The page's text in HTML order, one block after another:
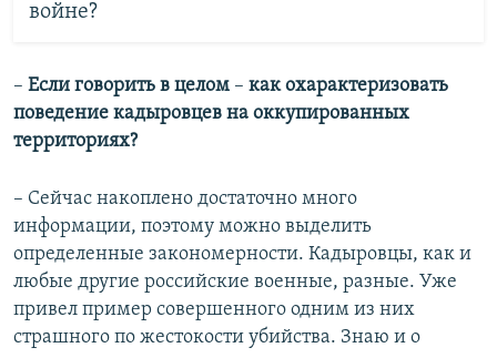
войне?
– Если говорить в целом – как охарактеризовать
поведение кадыровцев на оккупированных
территориях?
– Сейчас накоплено достаточно много
информации, поэтому можно выделить
определенные закономерности. Кадыровцы, как и
любые другие российские военные, разные. Уже
привел пример совершенного одним из них
страшного по жестокости убийства. Знаю и о